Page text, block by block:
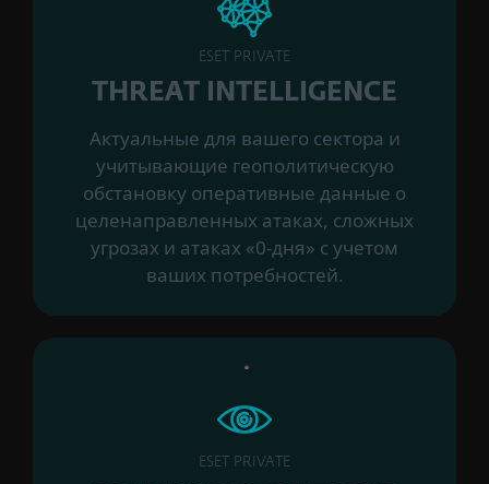
ESET PRIVATE
THREAT INTELLIGENCE
Актуальные для вашего сектора и
учитывающие геополитическую
обстановку оперативные данные о
целенаправленных атаках, сложных
угрозах и атаках «0-дня» с учетом
ваших потребностей.
ESET PRIVATE